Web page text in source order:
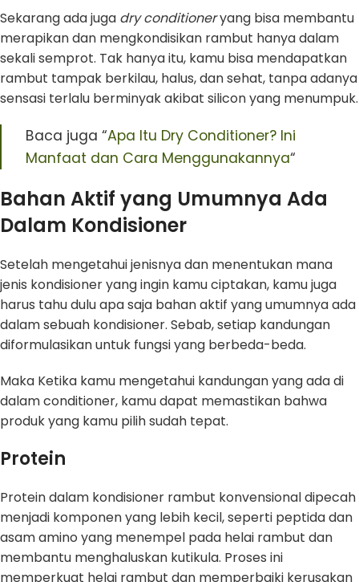
Sekarang ada juga dry conditioneryang bisa membantu
merapikan dan mengkondisikan rambut hanya dalam
sekali semprot. Tak hanya itu, kamu bisa mendapatkan
rambut tampak berkilau, halus, dan sehat, tanpa adanya
sensasi terlalu berminyak akibat silicon yang menumpuk.
Baca juga “Apa Itu Dry Conditioner? Ini
Manfaat dan Cara Menggunakannya“
Bahan Aktif yang Umumnya Ada
Dalam Kondisioner
Setelah mengetahui jenisnya dan menentukan mana
jenis kondisioner yang ingin kamu ciptakan, kamu juga
harus tahu dulu apa saja bahan aktif yang umumnya ada
dalam sebuah kondisioner. Sebab, setiap kandungan
diformulasikan untuk fungsi yang berbeda-beda.
Maka Ketika kamu mengetahui kandungan yang ada di
dalam conditioner, kamu dapat memastikan bahwa
produk yang kamu pilih sudah tepat.
Protein
Protein dalam kondisioner rambut konvensional dipecah
menjadi komponen yang lebih kecil, seperti peptida dan
asam amino yang menempel pada helai rambut dan
membantu menghaluskan kutikula. Proses ini
memperkuat helai rambut dan memperbaiki kerusakan